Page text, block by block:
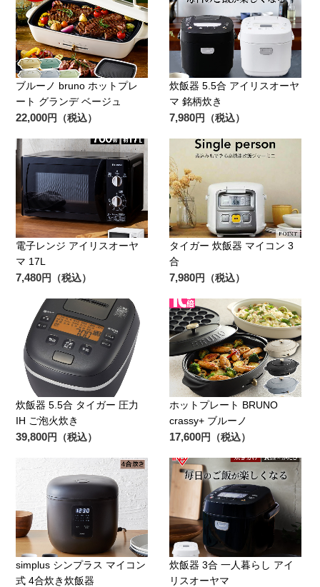
ブルーノ bruno ホットプレ
ート グランデ ベージュ
22,000円（税込）
炊飯器 5.5合 アイリスオーヤ
マ 銘柄炊き
7,980円（税込）
電子レンジ アイリスオーヤ
マ 17L
7,480円（税込）
タイガー 炊飯器 マイコン 3
合
7,980円（税込）
炊飯器 5.5合 タイガー 圧力
IH ご泡火炊き
39,800円（税込）
ホットプレート BRUNO
crassy+ ブルーノ
17,600円（税込）
simplus シンプラス マイコン
式 4合炊き炊飯器
炊飯器 3合 一人暮らし アイ
リスオーヤマ